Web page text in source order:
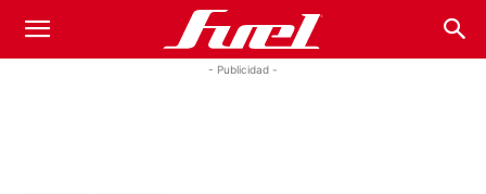
Fuel
- Publicidad -